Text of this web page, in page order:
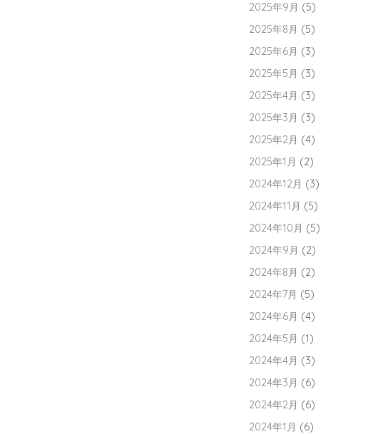
2025年9月 (5)
2025年8月 (5)
2025年6月 (3)
2025年5月 (3)
2025年4月 (3)
2025年3月 (3)
2025年2月 (4)
2025年1月 (2)
2024年12月 (3)
2024年11月 (5)
2024年10月 (5)
2024年9月 (2)
2024年8月 (2)
2024年7月 (5)
2024年6月 (4)
2024年5月 (1)
2024年4月 (3)
2024年3月 (6)
2024年2月 (6)
2024年1月 (6)